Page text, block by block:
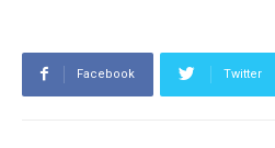
Facebook Twitter